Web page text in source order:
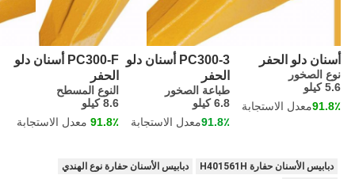
أسنان دلو الحفر
نوع الصخور
5.6 كيلو
91.8٪معدل الاستجابة
PC300-3 أسنان دلو
الحفر
طباعة الصخور
6.8 كيلو
91.8٪معدل الاستجابة
PC300-F أسنان دلو
الحفر
النوع المسطح
8.6 كيلو
91.8٪ معدل الاستجابة
دبابيس الأسنان حفارة H401561H
دبابيس الأسنان حفارة نوع الهندي